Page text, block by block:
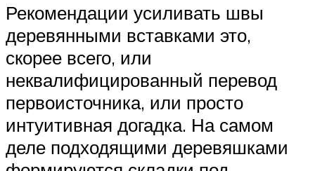
Рекомендации усиливать швы
деревянными вставками это,
скорее всего, или
неквалифицированный перевод
первоисточника, или просто
интуитивная догадка. На самом
деле подходящими деревяшками